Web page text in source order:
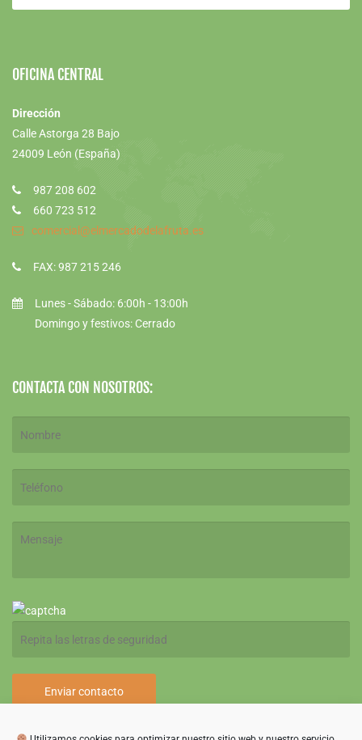
OFICINA CENTRAL
Dirección
Calle Astorga 28 Bajo
24009 León (España)
987 208 602
660 723 512
comercial@elmercadodelafruta.es
FAX: 987 215 246
Lunes - Sábado: 6:00h - 13:00h
Domingo y festivos: Cerrado
CONTACTA CON NOSOTROS: